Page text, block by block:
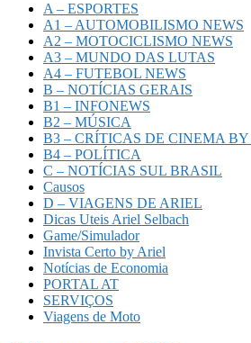
A – ESPORTES
A1 – AUTOMOBILISMO NEWS
A2 – MOTOCICLISMO NEWS
A3 – MUNDO DAS LUTAS
A4 – FUTEBOL NEWS
B – NOTÍCIAS GERAIS
B1 – INFONEWS
B2 – MÚSICA
B3 – CRÍTICAS DE CINEMA
B4 – POLÍTICA
C – NOTÍCIAS SUL BRASIL
Causos
D – VIAGENS DE ARIEL
Dicas Uteis Ariel Selbach
Game/Simulador
Invista Certo by Ariel
Notícias de Economia
PORTAL AT
SERVIÇOS
Viagens de Moto